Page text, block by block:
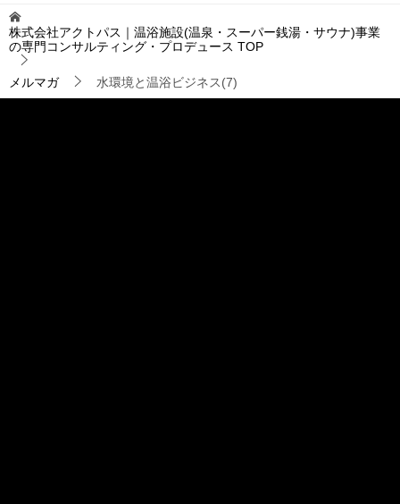
ゲ
ー
シ
ョ
ン
株式会社アクトパス｜温浴施設(温泉・スーパー銭湯・サウナ)事業
の専門コンサルティング・プロデュース TOP
メルマガ 水環境と温浴ビジネス(7)